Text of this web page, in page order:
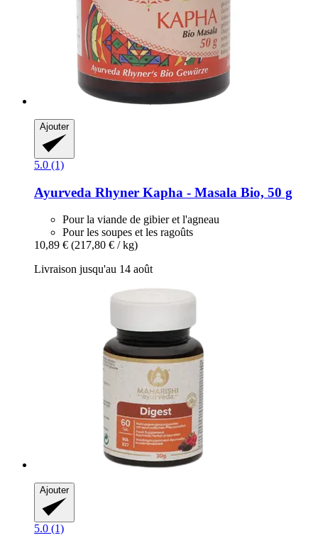
Ajouter
5.0 (1)
Ayurveda Rhyner Kapha -​ Masala Bio, 50 g
Pour la viande de gibier et l'agneau
Pour les soupes et les ragoûts
10,89 € (217,80 € / kg)
Livraison jusqu'au 14 août
Ajouter
5.0 (1)